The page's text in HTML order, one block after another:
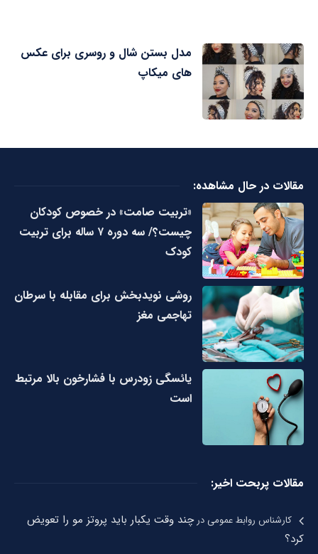
مدل بستن شال و روسری برای عکس
های میکاپ
مقالات در حال مشاهده:
«تربیت صامت» در خصوص کودکان
چیست؟/ سه دوره ۷ ساله برای تربیت
کودک
روشی نویدبخش برای مقابله با سرطان
تهاجمی مغز
یائسگی زودرس با فشارخون بالا مرتبط
است
مقالات پربحت اخیر:
کارشناس روابط عمومیدرچند وقت یکبار باید پروتز مو را تعویض
کرد؟